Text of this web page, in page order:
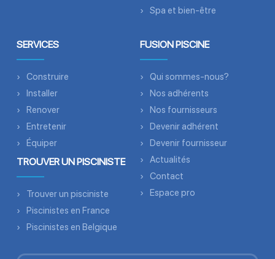
Spa et bien-être
SERVICES
Construire
Installer
Renover
Entretenir
Équiper
TROUVER UN PISCINISTE
Trouver un pisciniste
Piscinistes en France
Piscinistes en Belgique
FUSION PISCINE
Qui sommes-nous?
Nos adhérents
Nos fournisseurs
Devenir adhérent
Devenir fournisseur
Actualités
Contact
Espace pro